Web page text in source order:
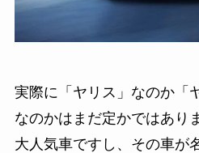
実際に「ヤリス」なのか「
なのかはまだ定かではあり
大人気車ですし、その車が